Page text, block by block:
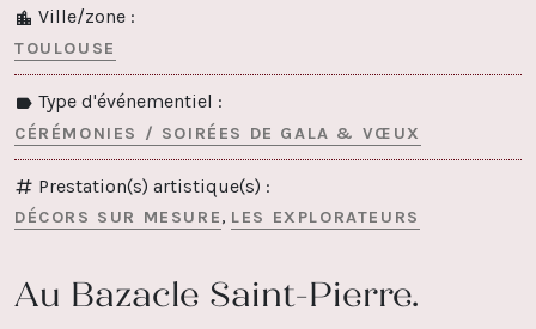
Ville/zone :
TOULOUSE
Type d'événementiel :
CÉRÉMONIES / SOIRÉES DE GALA & VŒUX
Prestation(s) artistique(s) :
DÉCORS SUR MESURE LES EXPLORATEURS
Au Bazacle Saint-Pierre.